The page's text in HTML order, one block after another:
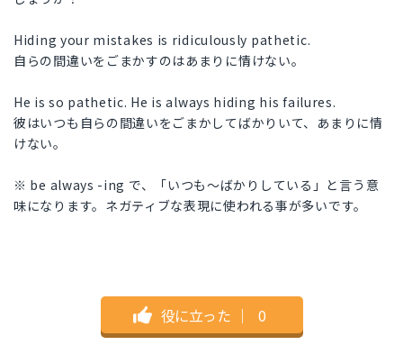
Hiding your mistakes is ridiculously pathetic.
自らの間違いをごまかすのはあまりに情けない。
He is so pathetic. He is always hiding his failures.
彼はいつも自らの間違いをごまかしてばかりいて、あまりに情
けない。
※ be always -ing で、「いつも〜ばかりしている」と言う意
味になります。ネガティブな表現に使われる事が多いです。
役に立った ｜ 0